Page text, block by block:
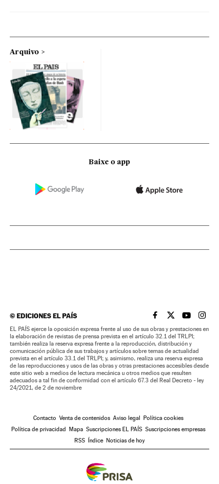
Arquivo
Baixe o app
©EDICIONES EL PAÍS EL PAÍS BRASIL EN
EL PAÍSEL PAÍS
EL
EL PAÍS ejerce la oposición expresa frente al uso de sus obras y prestaciones en
la elaboración de revistas de prensa prevista en el artículo 32.1 del TRLPI;
también realiza la reserva expresa frente a la reproducción, distribución y
comunicación pública de sus trabajos y artículos sobre temas de actualidad
prevista en el artículo 33.1 del TRLPI; y, asimismo, realiza una reserva expresa
de las reproducciones y usos de las obras y otras prestaciones accesibles desde
este sitio web a medios de lectura mecánica u otros medios que resulten
adecuados a tal fin de conformidad con el artículo 67.3 del Real Decreto - ley
24/2021, de 2 de noviembre
Contacto Venta de contenidos Aviso legal Política cookies
Política de privacidad Mapa Suscripciones EL PAÍS Suscripciones empresas
RSS Índice Noticias de hoy